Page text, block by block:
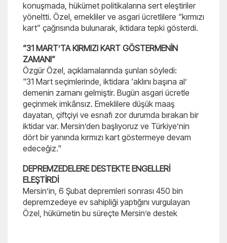
konuşmada, hükümet politikalarına sert eleştiriler
yöneltti. Özel, emekliler ve asgari ücretlilere “kırmızı
kart” çağrısında bulunarak, iktidara tepki gösterdi.
“31 MART’TA KIRMIZI KART GÖSTERMENİN
ZAMANI”
Özgür Özel, açıklamalarında şunları söyledi:
"31 Mart seçimlerinde, iktidara ‘aklını başına al’
demenin zamanı gelmiştir. Bugün asgari ücretle
geçinmek imkânsız. Emeklilere düşük maaş
dayatan, çiftçiyi ve esnafı zor durumda bırakan bir
iktidar var. Mersin’den başlıyoruz ve Türkiye’nin
dört bir yanında kırmızı kart göstermeye devam
edeceğiz."
DEPREMZEDELERE DESTEKTE ENGELLERİ
ELEŞTİRDİ
Mersin’in, 6 Şubat depremleri sonrası 450 bin
depremzedeye ev sahipliği yaptığını vurgulayan
Özel, hükümetin bu süreçte Mersin’e destek